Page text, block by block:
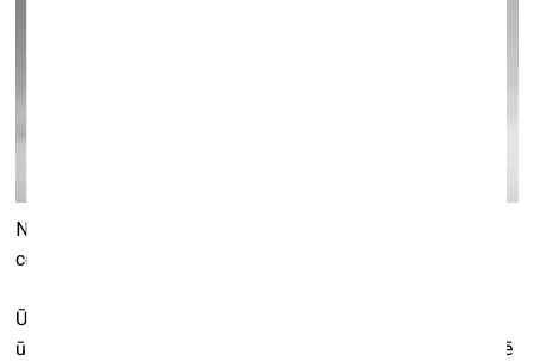
No 13. jūlija līdz 8. oktobrim muzejā “Rīgas Jūgendstila
centrs” skatāma izstāde “Ūdensrozes”.
Ūdensrozi dēvē arī par Latvijas jūgendstila simbolu un
ūdensaugu karalieni, tai radniecīgais lotosa zieds simbolizē